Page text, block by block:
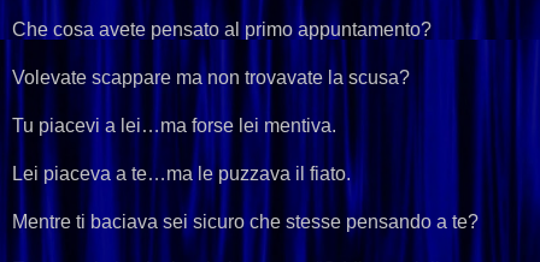
Che cosa avete pensato al primo appuntamento?
Volevate scappare ma non trovavate la scusa?
Tu piacevi a lei…ma forse lei mentiva.
Lei piaceva a te…ma le puzzava il fiato.
Mentre ti baciava sei sicuro che stesse pensando a te?